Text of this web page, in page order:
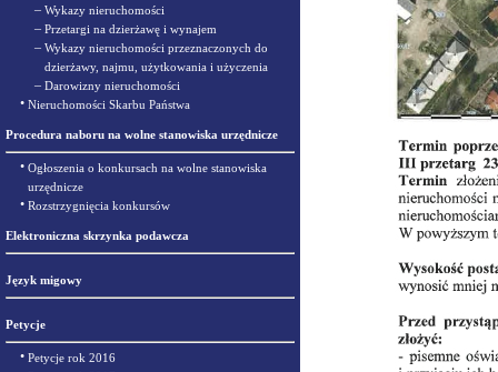
– Wykazy nieruchomości
– Przetargi na dzierżawę i wynajem
– Wykazy nieruchomości przeznaczonych do
dzierżawy, najmu, użytkowania i użyczenia
– Darowizny nieruchomości
• Nieruchomości Skarbu Państwa
Procedura naboru na wolne stanowiska urzędnicze
• Ogłoszenia o konkursach na wolne stanowiska
urzędnicze
• Rozstrzygnięcia konkursów
Elektroniczna skrzynka podawcza
Język migowy
Petycje
• Petycje rok 2016